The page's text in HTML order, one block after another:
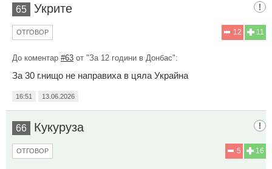
65 Укрите
11
12
ОТГОВОР
До коментар #63 от "За 12 години в Донбас":
За 30 г.нищо не направиха в цяла Украйна
16:51 13.06.2026
66 Кукуруза
16
5
ОТГОВОР